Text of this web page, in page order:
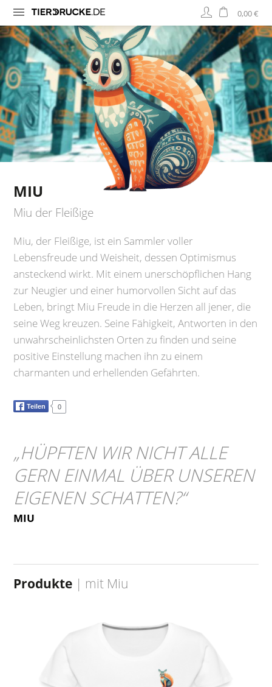
0,00 €
MIU
Miu der Fleißige
Miu, der Fleißige, ist ein Sammler voller
Lebensfreude und Weisheit, dessen Optimismus
ansteckend wirkt. Mit einem unerschöpflichen Hang
zur Neugier und einer humorvollen Sicht auf das
Leben, bringt Miu Freude in die Herzen all jener, die
seine Weg kreuzen. Seine Fähigkeit, Antworten in den
unwahrscheinlichsten Orten zu finden und seine
positive Einstellung machen ihn zu einem
charmanten und erhellenden Gefährten.
Teilen 0
„HÜPFTEN WIR NICHT ALLE
GERN EINMAL ÜBER UNSEREN
EIGENEN SCHATTEN?“
MIU
Produkte | mit Miu